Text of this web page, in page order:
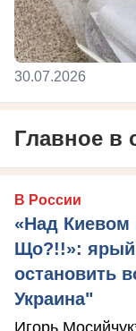
30.07.2026
Главное в
В России
«Над Киевом
Що?!!»: ярый
остановить
Украина"